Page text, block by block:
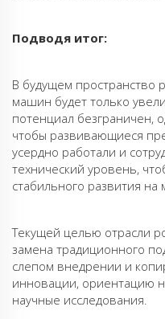
Подводя итог:
В будущем пространство
машин будет только
потенциал безграничен,
чтобы развивающиеся
усердно работали и
технический уровень,
стабильного развития
Текущей целью отрасли
замена традиционного
слепом внедрении и
инновации, ориентацию
научные исследования.